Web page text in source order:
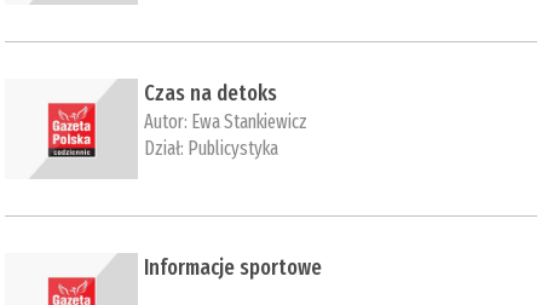
Czas na detoks
Autor: Ewa Stankiewicz
Dział: Publicystyka
Informacje sportowe